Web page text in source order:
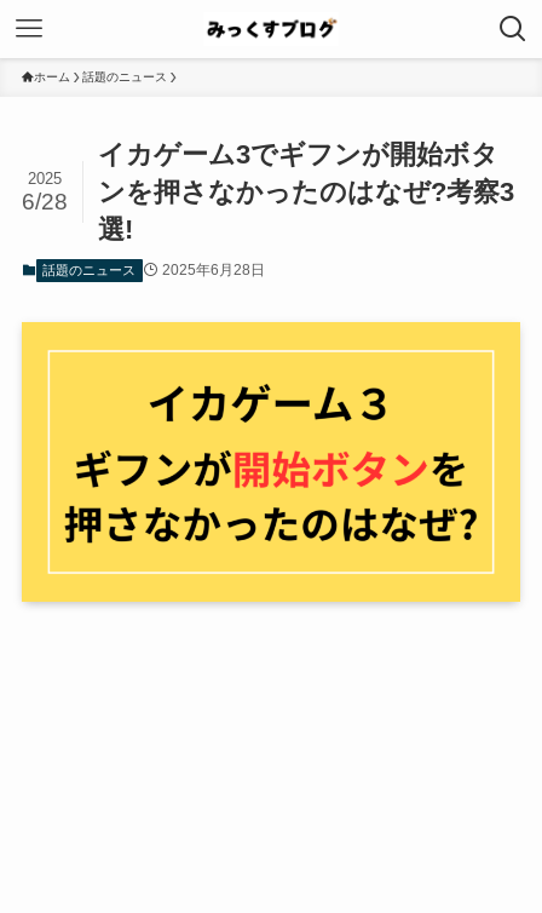
ホーム 話題のニュース
イカゲーム3でギフンが開始ボタ
ンを押さなかったのはなぜ?考察3
選!
2025
6/28
話題のニュース 2025年6月28日